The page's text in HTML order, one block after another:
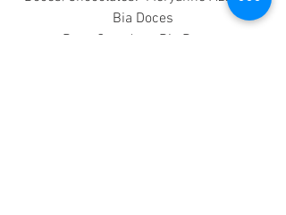
Bia Doces
Bem-Casados:  Bia Doces